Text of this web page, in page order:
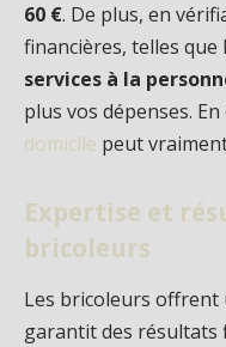
60 €. De plus, en
financières, telles que
services à la
plus vos dépenses. En
domicile peut
Expertise et
bricoleurs
Les bricoleurs offrent
garantit des résultats